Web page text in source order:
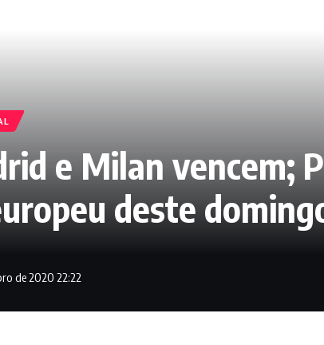
e Milan vencem;
deste
de 2020 22:22